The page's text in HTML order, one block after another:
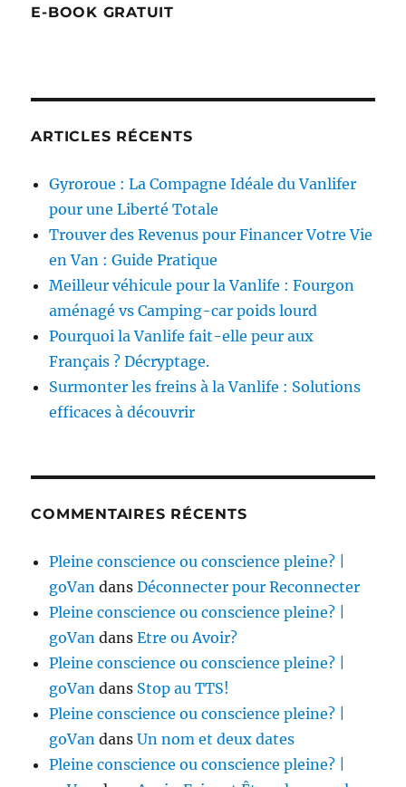
E-BOOK GRATUIT
ARTICLES RÉCENTS
Gyroroue : La Compagne Idéale du Vanlifer
pour une Liberté Totale
Trouver des Revenus pour Financer Votre Vie
en Van : Guide Pratique
Meilleur véhicule pour la Vanlife : Fourgon
aménagé vs Camping-car poids lourd
Pourquoi la Vanlife fait-elle peur aux
Français ? Décryptage.
Surmonter les freins à la Vanlife : Solutions
efficaces à découvrir
COMMENTAIRES RÉCENTS
Pleine conscience ou conscience pleine? |
goVan dansDéconnecter pour Reconnecter
Pleine conscience ou conscience pleine? |
goVan dansEtre ou Avoir?
Pleine conscience ou conscience pleine? |
goVan dans Stop au TTS!
Pleine conscience ou conscience pleine? |
goVan dansUn nom et deux dates
Pleine conscience ou conscience pleine? |